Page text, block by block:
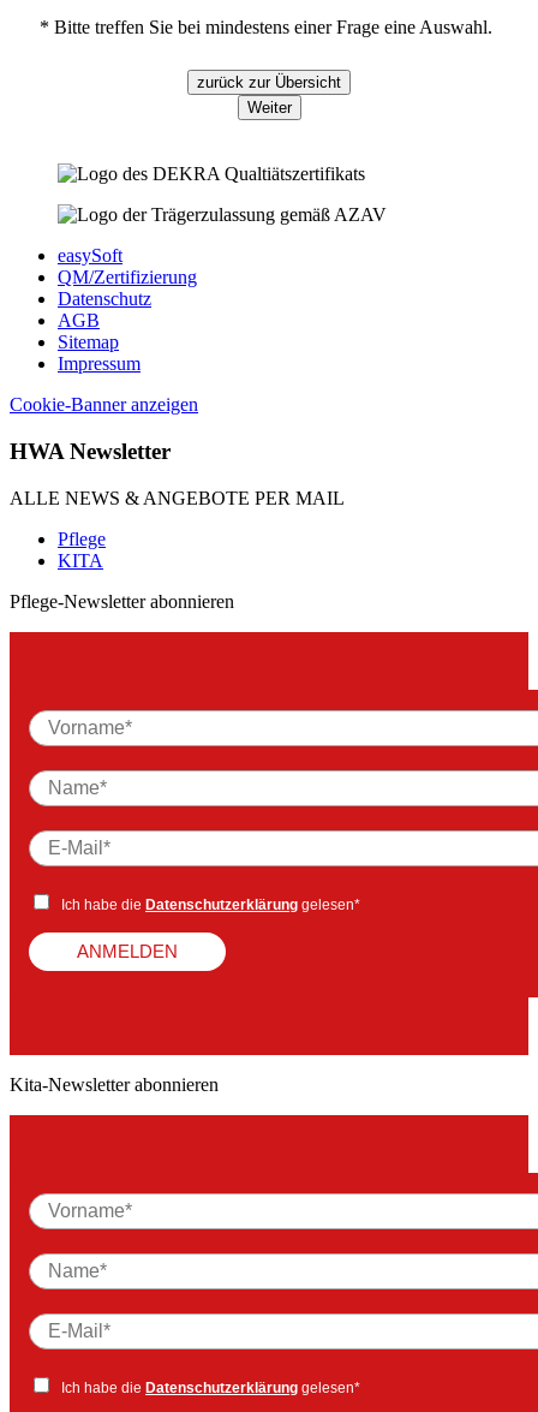
* Bitte treffen Sie bei mindestens einer Frage eine Auswahl.
zurück zur Übersicht
Weiter
easySoft
QM/Zertifizierung
Datenschutz
AGB
Sitemap
Impressum
Cookie-Banner anzeigen
HWA Newsletter
ALLE NEWS & ANGEBOTE PER MAIL
Pflege
KITA
Pflege-Newsletter abonnieren
Ich habe die Datenschutzerklärung gelesen*
ANMELDEN
Kita-Newsletter abonnieren
Ich habe die Datenschutzerklärung gelesen*